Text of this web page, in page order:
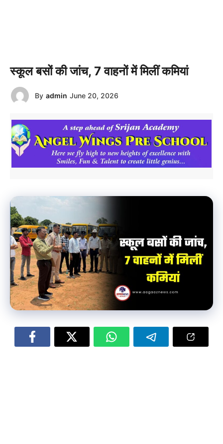
स्कूल बसों की जांच, 7 वाहनों में मिलीं कमियां
By admin June 20, 2026